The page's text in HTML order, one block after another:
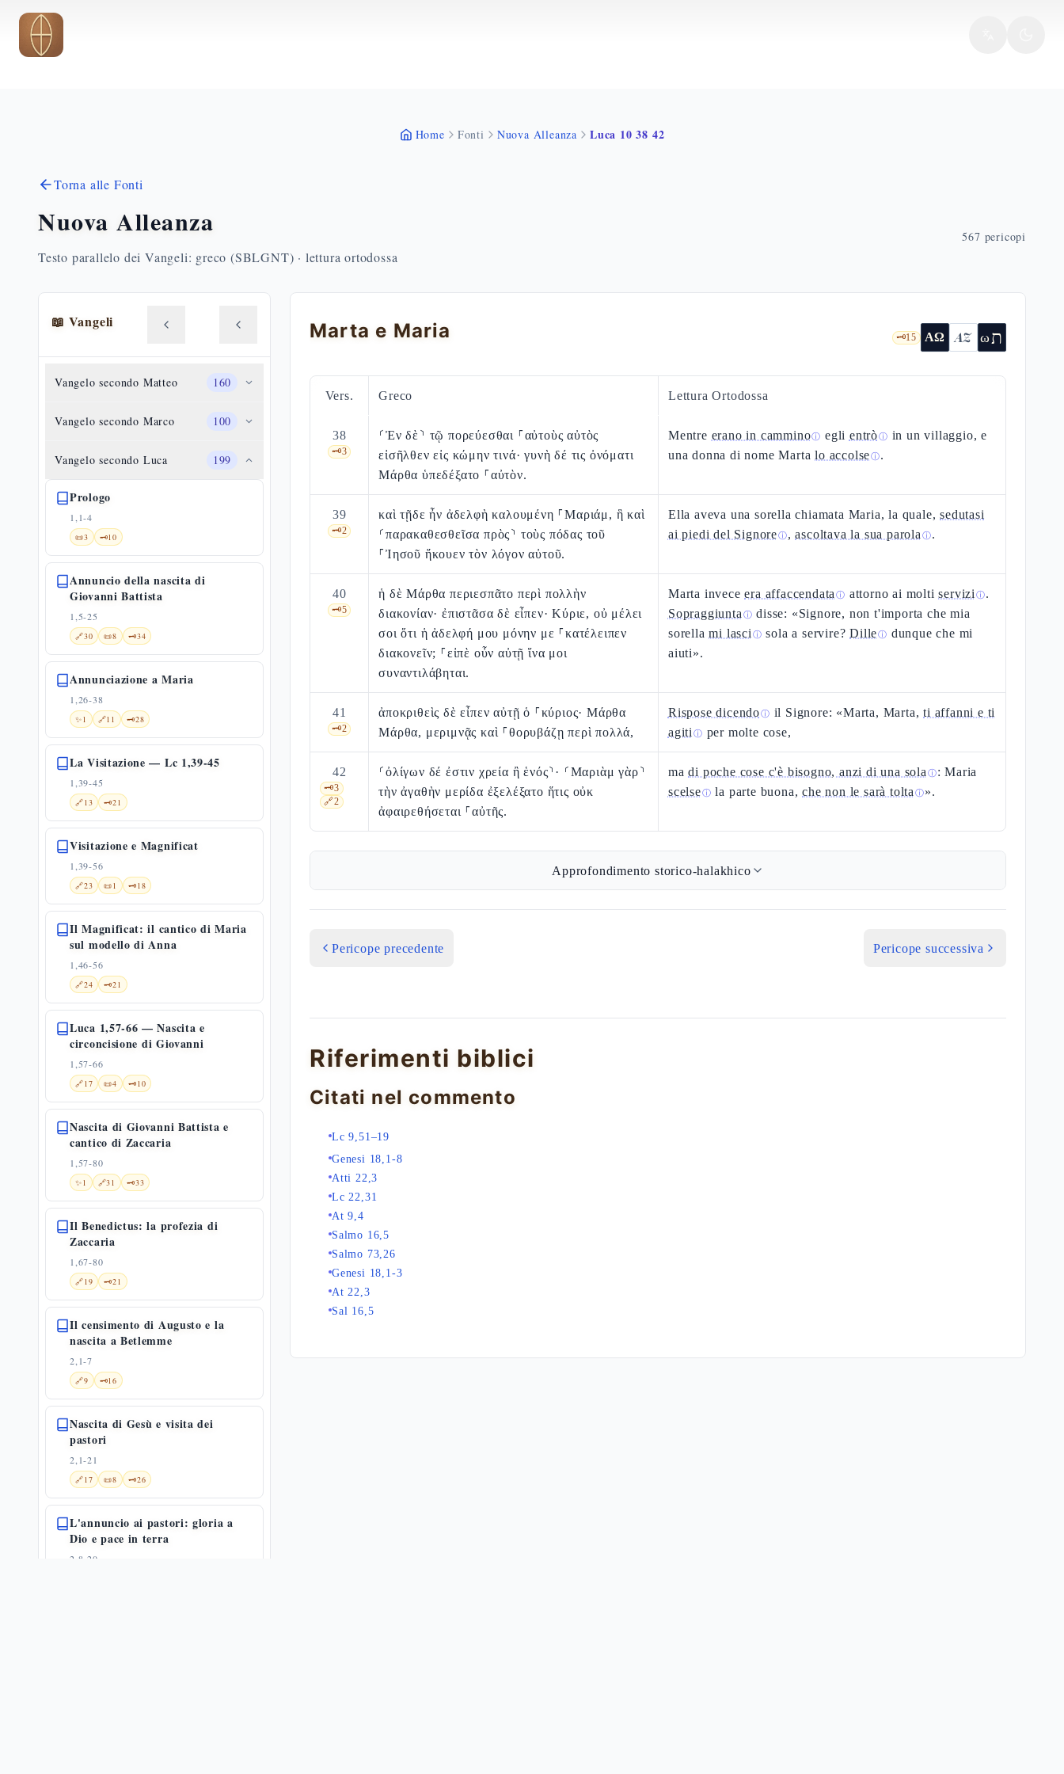
Vai al contenuto principale
Home Fonti Nuova Alleanza Luca 10 38 42
Torna alle Fonti
Nuova Alleanza
Testo parallelo dei Vangeli: greco (SBLGNT) · lettura ortodossa
567 pericopi
📖 Vangeli
Vangelo secondo Matteo 160
Vangelo secondo Marco 100
Vangelo secondo Luca 199
Prologo
1,1-4
📜3 🗝️10
Annuncio della nascita di
Giovanni Battista
1,5-25
🔗30 📜8 🗝️34
Annunciazione a Maria
1,26-38
✨1 🔗11 🗝️28
La Visitazione — Lc 1,39-45
1,39-45
🔗13 🗝️21
Visitazione e Magnificat
1,39-56
🔗23 📜1 🗝️18
Il Magnificat: il cantico di Maria
sul modello di Anna
1,46-56
🔗24 🗝️21
Luca 1,57-66 — Nascita e
circoncisione di Giovanni
1,57-66
🔗17 📜4 🗝️10
Nascita di Giovanni Battista e
cantico di Zaccaria
1,57-80
✨1 🔗31 🗝️33
Il Benedictus: la profezia di
Zaccaria
1,67-80
🔗19 🗝️21
Il censimento di Augusto e la
nascita a Betlemme
2,1-7
🔗9 🗝️16
Nascita di Gesù e visita dei
pastori
2,1-21
🔗17 📜8 🗝️26
L'annuncio ai pastori: gloria a
Dio e pace in terra
2,8-20
Marta e Maria 🗝️15 ΑΩ AZ ωת
Vers. Greco Lettura Ortodossa
38
🗝️3
⸂Ἐν δὲ⸃ τῷ πορεύεσθαι ⸀αὐτοὺς αὐτὸς
εἰσῆλθεν εἰς κώμην τινά· γυνὴ δέ τις ὀνόματι
Μάρθα ὑπεδέξατο ⸀αὐτὸν.
Mentre erano in camminoⓘ egli entròⓘ in un villaggio, e
una donna di nome Martalo accolseⓘ.
39
🗝️2
καὶ τῇδε ἦν ἀδελφὴ καλουμένη ⸀Μαριάμ, ἣ καὶ
⸂παρακαθεσθεῖσα πρὸς⸃ τοὺς πόδας τοῦ
⸀Ἰησοῦ ἤκουεν τὸν λόγον αὐτοῦ.
Ella aveva una sorella chiamata Maria, la quale,sedutasi
ai piedi del Signoreⓘ,ascoltava la sua parola ⓘ.
40
🗝️5
ἡ δὲ Μάρθα περιεσπᾶτο περὶ πολλὴν
διακονίαν· ἐπιστᾶσα δὲ εἶπεν· Κύριε, οὐ μέλει
σοι ὅτι ἡ ἀδελφή μου μόνην με ⸀κατέλειπεν
διακονεῖν; ⸀εἰπὲ οὖν αὐτῇ ἵνα μοι
συναντιλάβηται.
Marta inveceera affaccendata ⓘ attorno ai moltiservizi ⓘ.
Sopraggiunta ⓘ disse: «Signore, non t'importa che mia
sorellami lasci ⓘ sola a servire?Dilleⓘ dunque che mi
aiuti».
41
🗝️2
ἀποκριθεὶς δὲ εἶπεν αὐτῇ ὁ ⸀κύριος· Μάρθα
Μάρθα, μεριμνᾷς καὶ ⸀θορυβάζῃ περὶ πολλά,
Rispose dicendoⓘ il Signore: «Marta, Marta,ti affanni e ti
agiti ⓘ per molte cose,
42
🗝️3
🔗2
⸂ὀλίγων δέ ἐστιν χρεία ἢ ἑνός⸃· ⸂Μαριὰμ γὰρ⸃
τὴν ἀγαθὴν μερίδα ἐξελέξατο ἥτις οὐκ
ἀφαιρεθήσεται ⸀αὐτῆς.
madi poche cose c'è bisogno, anzi di una sola ⓘ: Maria
scelseⓘ la parte buona,che non le sarà tolta ⓘ».
Approfondimento storico-halakhico
Pericope precedente Pericope successiva
Riferimenti biblici
Citati nel commento
Lc 9,51–19
Genesi 18,1-8
Atti 22,3
Lc 22,31
At 9,4
Salmo 16,5
Salmo 73,26
Genesi 18,1-3
At 22,3
Sal 16,5